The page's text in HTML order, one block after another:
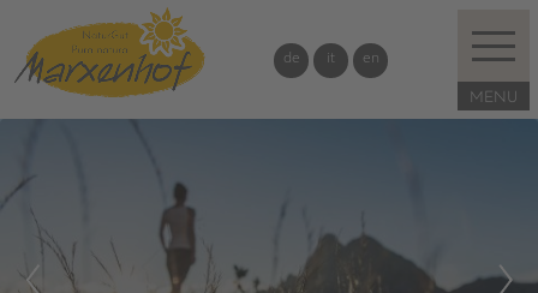
de it en